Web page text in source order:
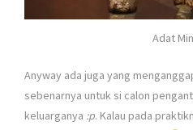
Adat
Anyway ada juga yang
sebenarnya untuk si calon
keluarganya :p. Kalau pada